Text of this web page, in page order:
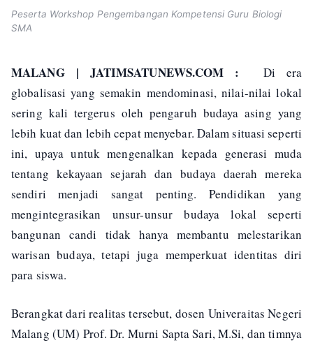
Peserta Workshop Pengembangan Kompetensi Guru Biologi
SMA
MALANG | JATIMSATUNEWS.COM : Di era
globalisasi yang semakin mendominasi, nilai-nilai lokal
sering kali tergerus oleh pengaruh budaya asing yang
lebih kuat dan lebih cepat menyebar. Dalam situasi seperti
ini, upaya untuk mengenalkan kepada generasi muda
tentang kekayaan sejarah dan budaya daerah mereka
sendiri menjadi sangat penting. Pendidikan yang
mengintegrasikan unsur-unsur budaya lokal seperti
bangunan candi tidak hanya membantu melestarikan
warisan budaya, tetapi juga memperkuat identitas diri
para siswa.
Berangkat dari realitas tersebut, dosen Univeraitas Negeri
Malang (UM) Prof. Dr. Murni Sapta Sari, M.Si, dan timnya